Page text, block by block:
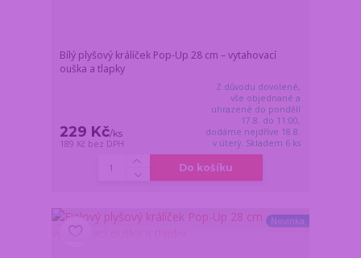
Bílý plyšový králíček Pop-Up 28 cm – vytahovací
ouška a tlapky
229 Kč/ks
189 Kč bez DPH
Z důvodu dovolené,
vše objednané a
uhrazené do pondělí
17.8. do 11:00,
dodáme nejdříve 18.8.
v úterý. Skladem 6 ks
Do košíku
Novinka